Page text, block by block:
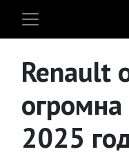
Renault
огромна
2025